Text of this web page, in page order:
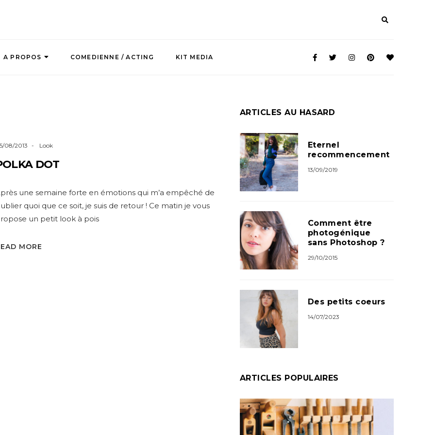
A PROPOS COMEDIENNE / ACTING KIT MEDIA
08/2013 Look
DOT
une semaine forte en émotions qui m’a empêché de
quoi que ce soit, je suis de retour ! Ce matin je vous
un petit look à pois
MORE
ARTICLES AU HASARD
Eternel
recommencement
13/09/2019
Comment être
photogénique
sans Photoshop ?
29/10/2015
Des petits coeurs
14/07/2023
ARTICLES POPULAIRES